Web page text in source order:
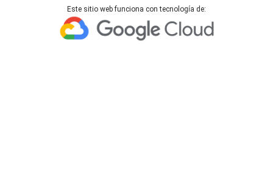
Este sitio web funciona con tecnología de: